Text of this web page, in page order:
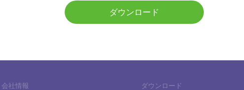
ダウンロード
会社情報 ダウンロード